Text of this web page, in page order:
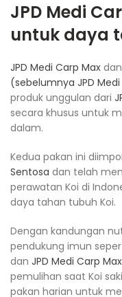
JPD Medi
untuk daya
JPD Medi Carp Max dan
(sebelumnya JPD
produk unggulan dari
secara khusus untuk
dalam.
Kedua pakan ini
Sentosa dan telah
perawatan Koi di
daya tahan tubuh Koi.
Dengan kandungan
pendukung imun
dan JPD Medi Carp
pemulihan saat Koi
pakan harian untuk